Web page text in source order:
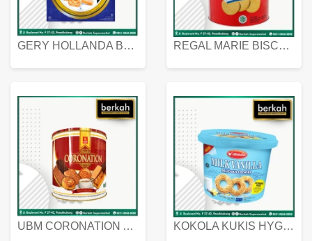
GERY HOLLANDA BUTTER COOKIES 450 GRAM REGAL MARIE BISCUIT KALENG 550 GRAM
UBM CORONATION ASSORTED BISKUIT KALENG 450 GRAM KOKOLA KUKIS HYGIENIC MILK VANILLA PACK 320 GR